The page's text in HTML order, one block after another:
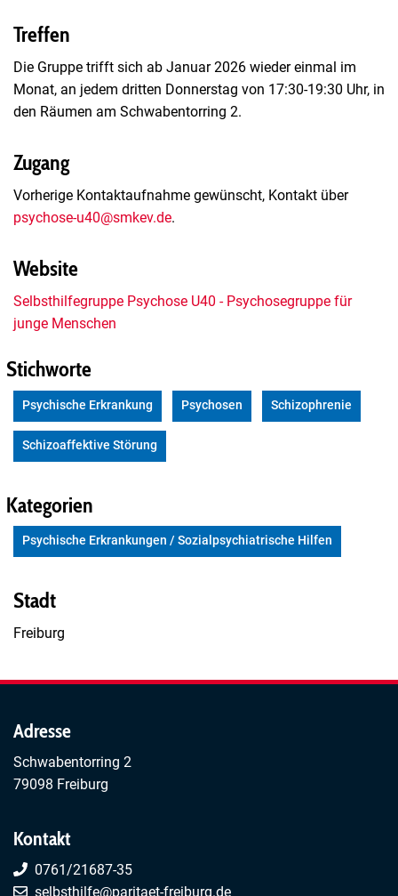
Treffen
Die Gruppe trifft sich ab Januar 2026 wieder einmal im
Monat, an jedem dritten Donnerstag von 17:30-19:30 Uhr, in
den Räumen am Schwabentorring 2.
Zugang
Vorherige Kontaktaufnahme gewünscht, Kontakt über
psychose-u40@smkev.de.
Website
Selbsthilfegruppe Psychose U40 - Psychosegruppe für
junge Menschen
Stichworte
Psychische Erkrankung Psychosen Schizophrenie
Schizoaffektive Störung
Kategorien
Psychische Erkrankungen / Sozialpsychiatrische Hilfen
Stadt
Freiburg
Adresse
Schwabentorring 2
79098 Freiburg
Kontakt
0761/21687-35
selbsthilfe@paritaet-freiburg.de